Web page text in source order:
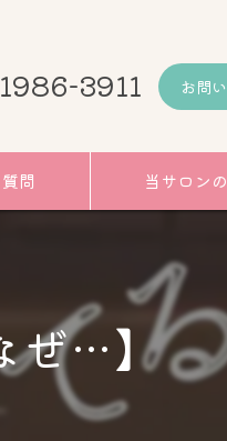
3911 お問
問 当サロン
むくみ
小顔
リフトアップ
ぜ…】